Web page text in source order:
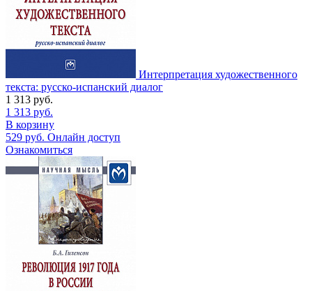
Интерпретация художественного
текста: русско-испанский диалог
1 313 руб.
1 313 руб.
В корзину
529 руб. Онлайн доступ
Ознакомиться